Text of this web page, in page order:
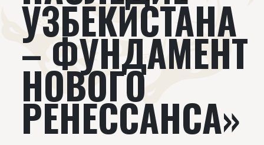
Проекты Подкасты
Книги Видеолекторий
УЗБЕКИСТАНА
– ФУНДАМЕНТ
НОВОГО
РЕНЕССАНСА»